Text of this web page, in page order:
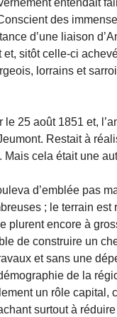
entendait
des
d’une liaison
sitôt celle-ci
lorrains et
25 août 1851 et,
Restait à
cela était une
d’emblée pas
; le terrain est
encore à
de construire un
et sans une
de la
un rôle capital,
surtout à